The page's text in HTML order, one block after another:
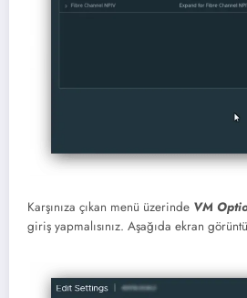
Karşınıza çıkan menü üzerinde VM
giriş yapmalısınız. Aşağıda ekran